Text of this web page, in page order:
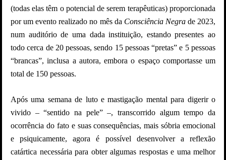
(todas elas têm o potencial de serem terapêuticas) proporcionada
por um evento realizado no mês da Consciência Negrade 2023,
num auditório de uma dada instituição, estando presentes ao
todo cerca de 20 pessoas, sendo 15 pessoas “pretas” e 5 pessoas
“brancas”, inclusa a autora, embora o espaço comportasse um
total de 150 pessoas.
Após uma semana de luto e mastigação mental para digerir o
vivido – “sentido na pele” –, transcorrido algum tempo da
ocorrência do fato e suas consequências, mais sóbria emocional
e psiquicamente, agora é possível desenvolver a reflexão
catártica necessária para obter algumas respostas e uma melhor